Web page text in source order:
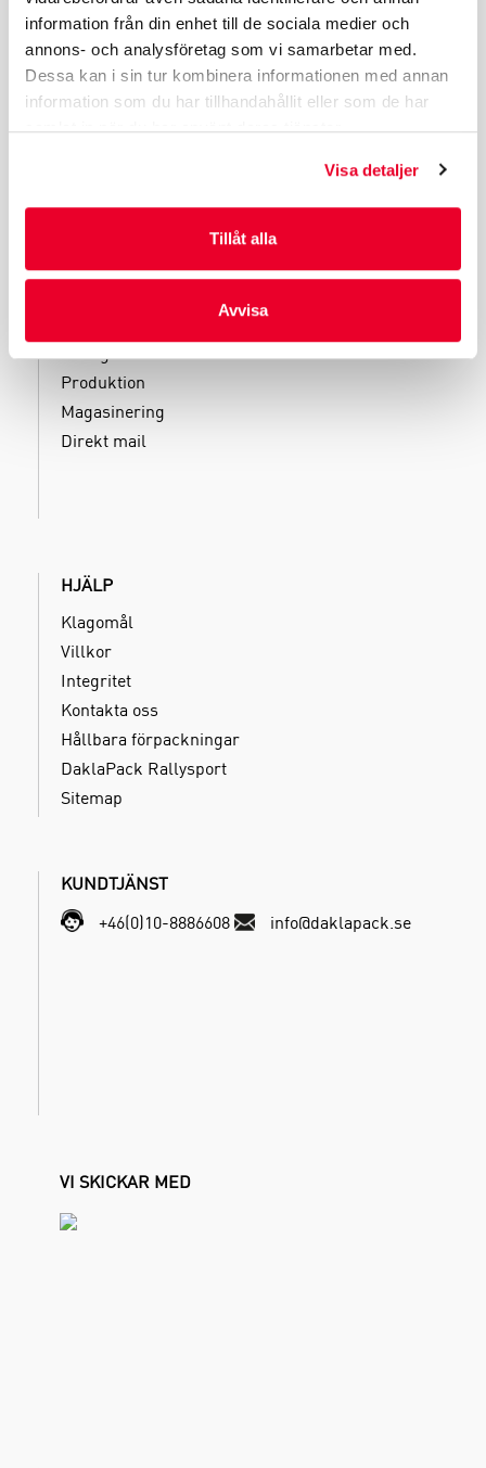
information från din enhet till de sociala medier och
annons- och analysföretag som vi samarbetar med.
Dessa kan i sin tur kombinera informationen med annan
information som du har tillhandahållit eller som de har
samlat in när du har använt deras tjänster.
Visa detaljer
Tillåt alla
Avvisa
INDUSTRIFÖRPACKNINGAR
REKLAMFÖRPACKNINGAR
LAMINERADE FÖRPACKNINGAR
KUVERT OCH POSTFÖRPACKNINGAR
TJÄNSTER
Filling
Produktion
Magasinering
Direkt mail
HJÄLP
Klagomål
Villkor
Integritet
Kontakta oss
Hållbara förpackningar
DaklaPack Rallysport
Sitemap
KUNDTJÄNST
+46(0)10-8886608
info@daklapack.se
VI SKICKAR MED